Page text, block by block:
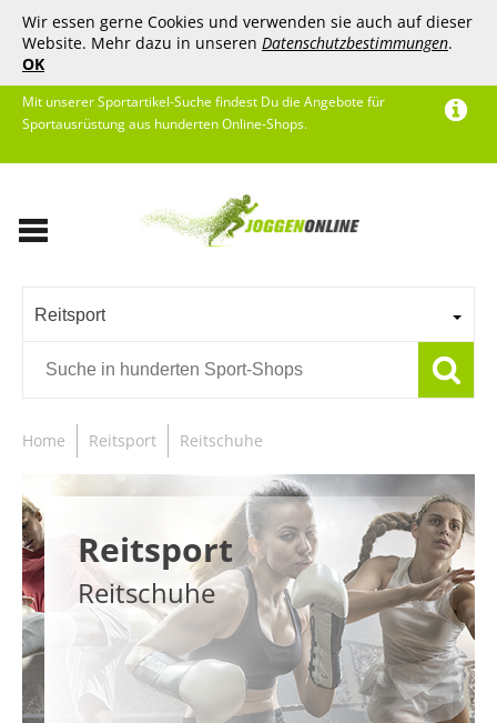
Wir essen gerne Cookies und verwenden sie auch auf dieser
Website. Mehr dazu in unseren Datenschutzbestimmungen.
OK
Mit unserer Sportartikel-Suche findest Du die Angebote für
Sportausrüstung aus hunderten Online-Shops.
Reitsport
Home Reitsport Reitschuhe
Reitsport
Reitschuhe